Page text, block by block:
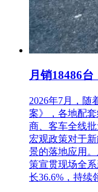
月销18486
2026年7月，
案》，各地配
商、客车全线
宏观政策对于
景的落地应用
策宣贯现场全
长36.6%，持续